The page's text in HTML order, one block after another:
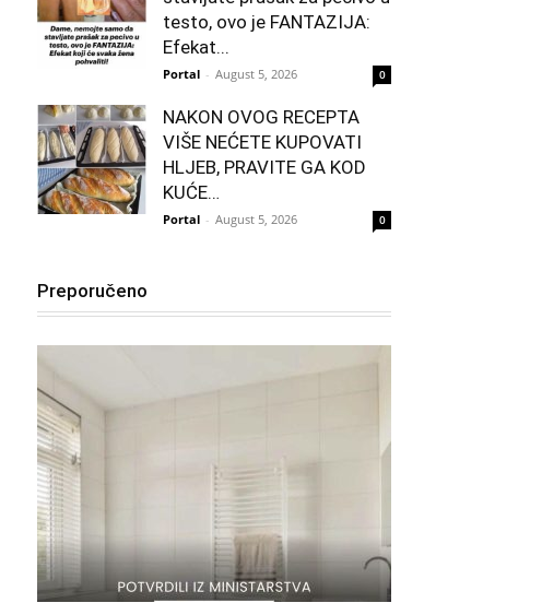
testo, ovo je FANTAZIJA:
Efekat...
Portal - August 5, 2026 0
NAKON OVOG RECEPTA
VIŠE NEĆETE KUPOVATI
HLJEB, PRAVITE GA KOD
KUĆE…
Portal - August 5, 2026 0
Preporučeno